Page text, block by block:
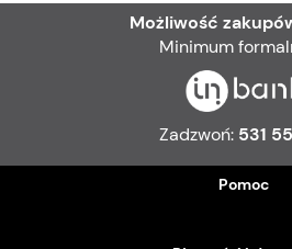
Możliwość
Minimum
Zadzwoń: 531
Pomoc